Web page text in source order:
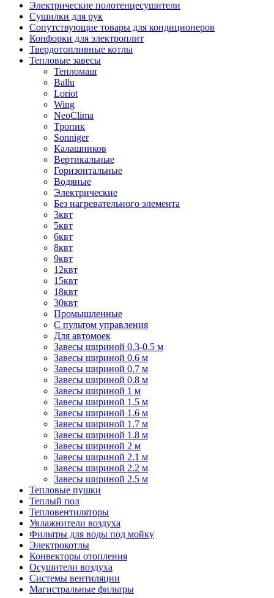
Электрические полотенцесушители
Сушилки для рук
Сопутствующие товары для кондиционеров
Конфорки для электроплит
Твердотопливные котлы
Тепловые завесы
Тепломаш
Ballu
Loriot
Wing
NeoClima
Тропик
Sonniger
Калашников
Вертикальные
Горизонтальные
Водяные
Электрические
Без нагревательного элемента
3квт
5квт
6квт
8квт
9квт
12квт
15квт
18квт
30квт
Промышленные
С пультом управления
Для автомоек
Завесы шириной 0.3-0.5 м
Завесы шириной 0.6 м
Завесы шириной 0.7 м
Завесы шириной 0.8 м
Завесы шириной 1 м
Завесы шириной 1.5 м
Завесы шириной 1.6 м
Завесы шириной 1.7 м
Завесы шириной 1.8 м
Завесы шириной 2 м
Завесы шириной 2.1 м
Завесы шириной 2.2 м
Завесы шириной 2.5 м
Тепловые пушки
Теплый пол
Тепловентиляторы
Увлажнители воздуха
Фильтры для воды под мойку
Электрокотлы
Конвекторы отопления
Осушители воздуха
Системы вентиляции
Магистральные фильтры